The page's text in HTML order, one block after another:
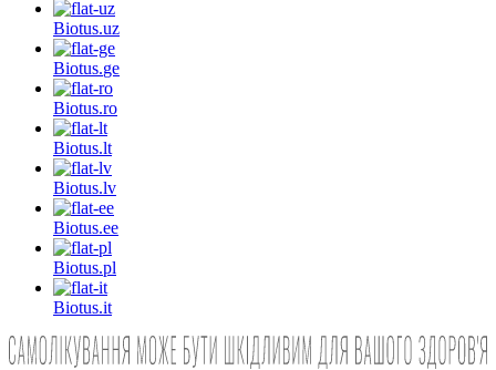
Biotus.uz
Biotus.ge
Biotus.ro
Biotus.lt
Biotus.lv
Biotus.ee
Biotus.pl
Biotus.it